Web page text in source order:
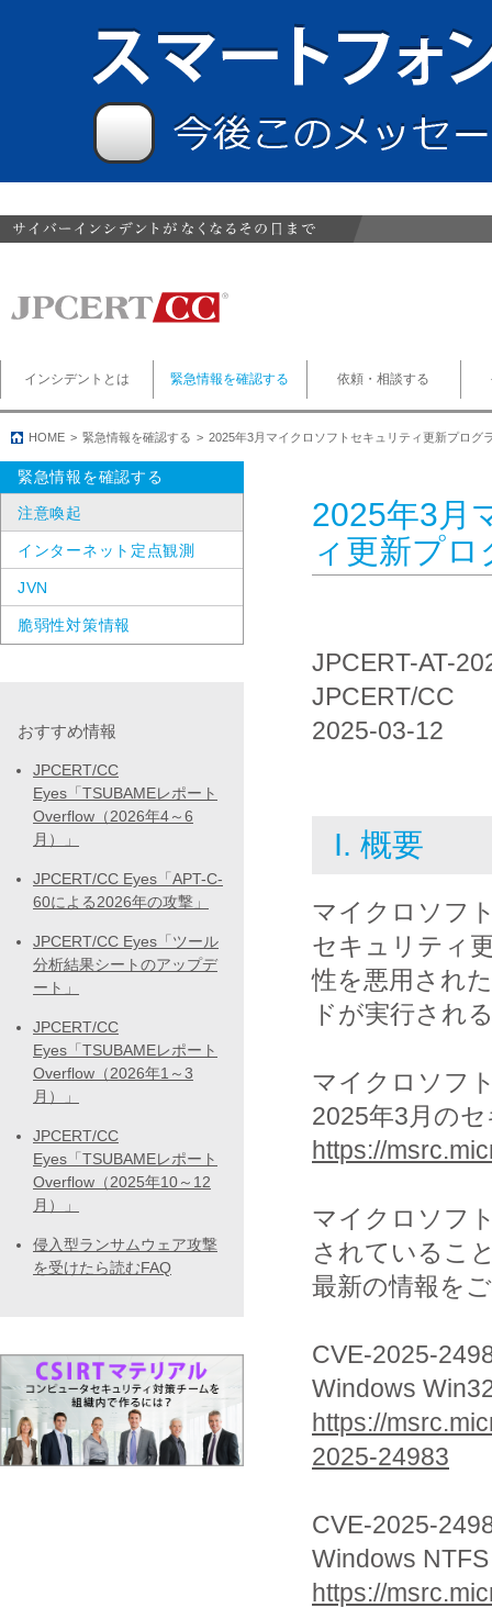
インシデントとは 緊急情報を確認する 依頼・相談する
HOME 緊急情報を確認する 2025年3月マイクロソフトセキュリティ更新プログ
2025年3月
ィ更新プ
JPCERT-AT-
JPCERT/CC
2025-03-12
I. 概要
マイクロソフ
セキュリティ
性を悪用され
ドが実行され
マイクロソフ
2025年3月の
https://
マイクロソフ
されているこ
最新の情報を
CVE-2025-
Windows
https://
2025-24983
CVE-2025-
Windows
https://
緊急情報を確認する
注意喚起
インターネット定点観測
JVN
脆弱性対策情報
おすすめ情報
JPCERT/CC
Eyes「TSUBAMEレポート
Overflow（2026年4～6
月）」
JPCERT/CC Eyes「APT-C-
60による2026年の攻撃」
JPCERT/CC Eyes「ツール
分析結果シートのアップデ
ート」
JPCERT/CC
Eyes「TSUBAMEレポート
Overflow（2026年1～3
月）」
JPCERT/CC
Eyes「TSUBAMEレポート
Overflow（2025年10～12
月）」
侵入型ランサムウェア攻撃
を受けたら読むFAQ